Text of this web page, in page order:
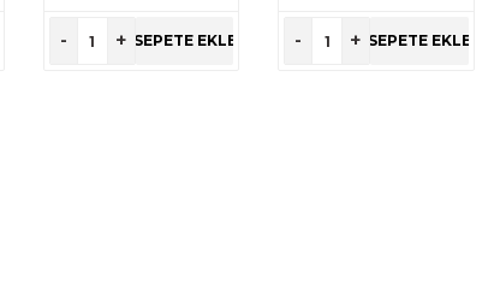
- + SEPETE EKLE - + SEPETE EKLE